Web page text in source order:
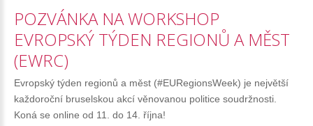
POZVÁNKA NAWORKSHOP
EVROPSKÝ TÝDEN REGIONŮ A MĚST
(EWRC)
Evropský týden regionů a měst (#EURegionsWeek) je největší
každoroční bruselskou akcí věnovanou politice soudržnosti.
Koná se online od 11. do 14. října!